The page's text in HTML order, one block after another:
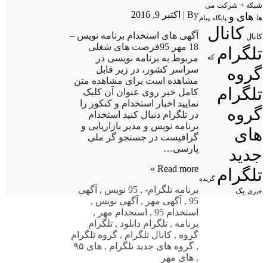
By | اکتبر 9, 2016
آگهی های استخدام برنامه نویس –
18 مهر 95فرصت های شغلی
مربوط به برنامه نویسی در
سراسر کشور، در زیر قابل
مشاهده است برای مشاهده متن
کامل خبر روی عنوان آن کلیک
نمایید اخبار استخدام و کنکور را
در تلگرام دنبال کنید استخدام
برنامه نویس و مدیر بازاریابی و
گرافیست در جستجو گر ملی
پارسی…
Read more »
برنامه تلگرام-
, 95 نویس , آگهی
95
, آگهی مهر , آگهی نویس ,
استخدام 95
, استخدام مهر ,
برنامه , تلگرام دانلود , تلگرام
گروه , کانال تلگرام , گروه تلگرام
, گروه های جدید تلگرام , های ۹۵
, های مهر
شبکه + شرکت می
ها های و پایگاه پیام
کانال کانال
تلگرام که
گروه
تلگرام
گروه
های
جدید
تلگرام گزیده
خبری یک